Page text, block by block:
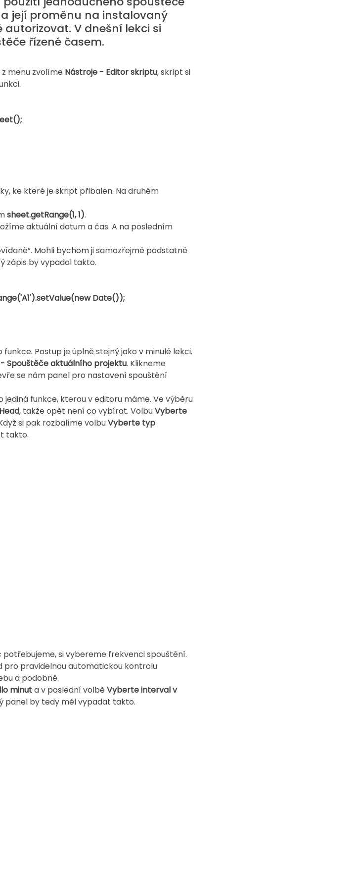
a její proměnu na instalovaný
V dnešní lekci si
řízené časem.
menu zvolíme Nástroje - Editor skriptu, skript si
ke které je skript přibalen. Na druhém
sheet.getRange(1, 1).
aktuální datum a čas. A na posledním
Mohli bychom ji samozřejmě podstatně
zápis by vypadal takto.
Date());
Postup je úplně stejný jako v minulé lekci.
Spouštěče aktuálního projektu. Klikneme
se nám panel pro nastavení spouštění
jediná funkce, kterou v editoru máme. Ve výběru
Head, takže opět není co vybírat. Volbu Vyberte
si pak rozbalíme volbu Vyberte typ
takto.
si vybereme frekvenci spouštění.
pro pravidelnou automatickou kontrolu
a podobně.
minut a v poslední volbě Vyberte interval v
panel by tedy měl vypadat takto.